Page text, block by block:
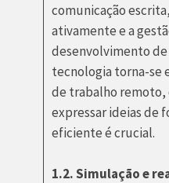
comunicação
ativamente e a
desenvolvimento
tecnologia torna-se
de trabalho remoto,
expressar ideias de
eficiente é crucial.
1.2. Simulação e